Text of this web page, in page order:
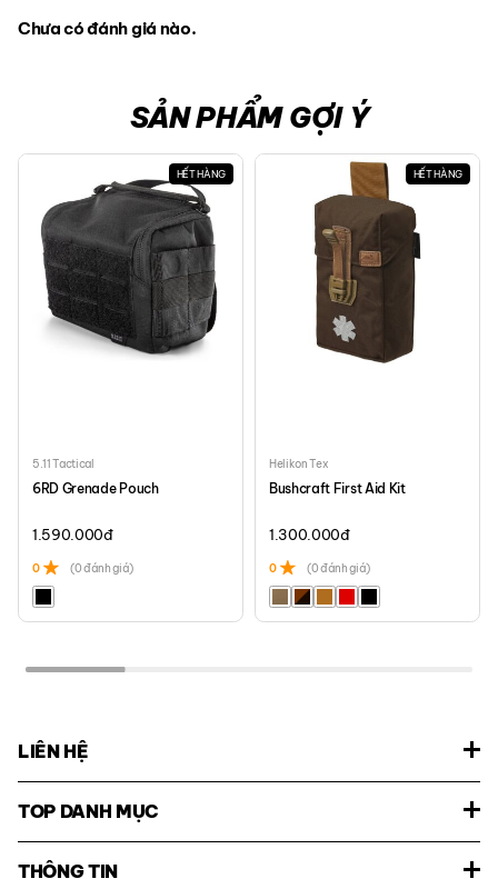
Chưa có đánh giá nào.
SẢN PHẨM GỢI Ý
HẾT HÀNG
5.11 Tactical
6RD Grenade Pouch
1.590.000đ
0 (0 đánh giá)
HẾT HÀNG
Helikon Tex
Bushcraft First Aid Kit
1.300.000đ
0 (0 đánh giá)
LIÊN HỆ
TOP DANH MỤC
THÔNG TIN